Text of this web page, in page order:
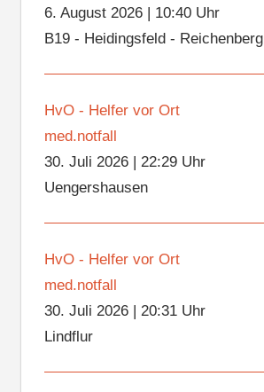
6. August 2026| 10:40 Uhr
B19 - Heidingsfeld - Reichenberg
HvO - Helfer vor Ort
med.notfall
30. Juli 2026| 22:29 Uhr
Uengershausen
HvO - Helfer vor Ort
med.notfall
30. Juli 2026| 20:31 Uhr
Lindflur